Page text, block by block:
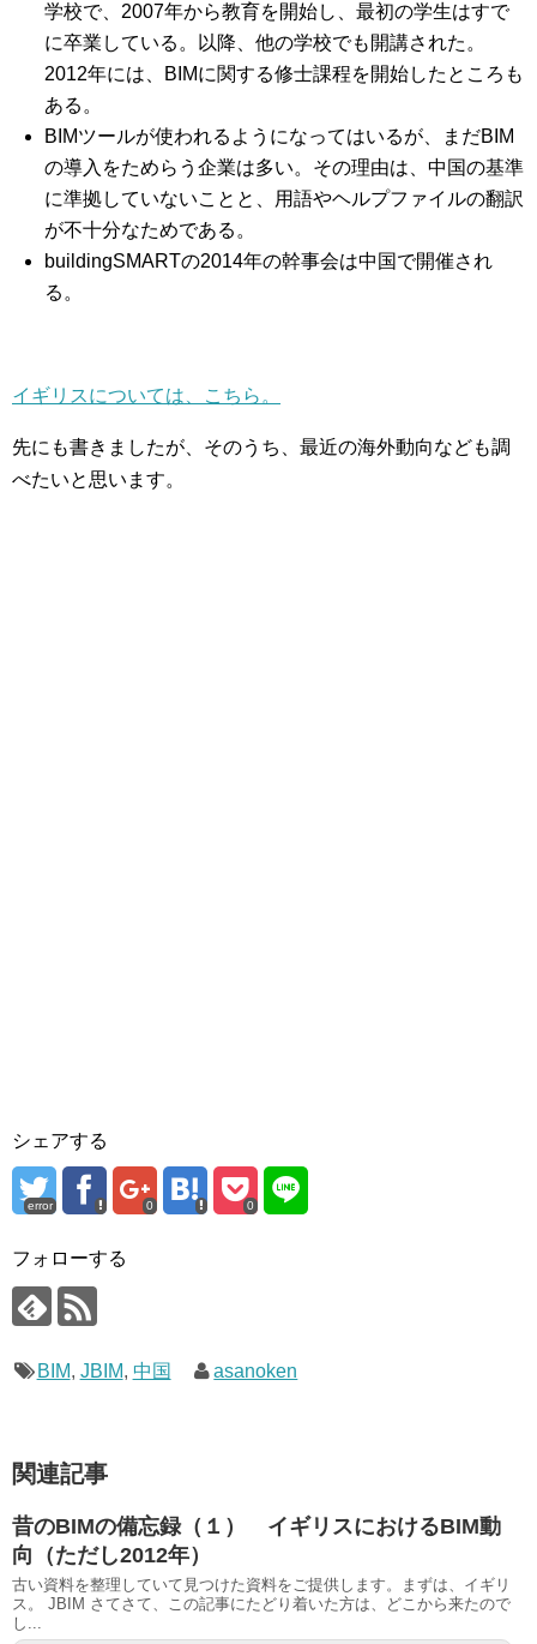
学校で、2007年から教育を開始し、最初の学生はすで
に卒業している。以降、他の学校でも開講された。
2012年には、BIMに関する修士課程を開始したところも
ある。
BIMツールが使われるようになってはいるが、まだBIM
の導入をためらう企業は多い。その理由は、中国の基準
に準拠していないことと、用語やヘルプファイルの翻訳
が不十分なためである。
buildingSMARTの2014年の幹事会は中国で開催され
る。
イギリスについては、こちら。
先にも書きましたが、そのうち、最近の海外動向なども調
べたいと思います。
シェアする
error 0 0
フォローする
BIM, JBIM, 中国 asanoken
関連記事
昔のBIMの備忘録（１） イギリスにおけるBIM動
向（ただし2012年）
古い資料を整理していて見つけた資料をご提供します。まずは、イギリ
ス。 JBIM さてさて、この記事にたどり着いた方は、どこから来たので
し...